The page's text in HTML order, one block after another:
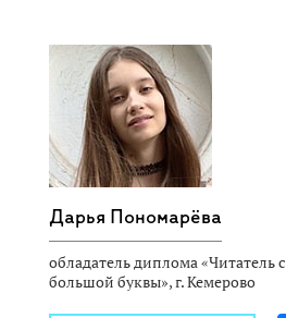
Дарья Пономарёва
обладатель диплома «Читатель с
большой буквы», г. Кемерово